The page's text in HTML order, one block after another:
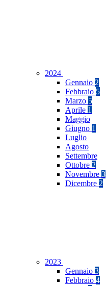
2024
Gennaio 2
Febbraio 5
Marzo 5
Aprile 1
Maggio
Giugno 1
Luglio
Agosto
Settembre
Ottobre 2
Novembre 3
Dicembre 2
2023
Gennaio 3
Febbraio 4